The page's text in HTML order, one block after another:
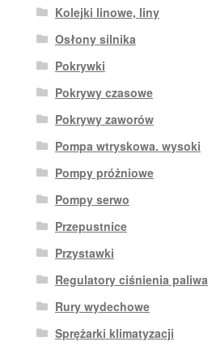
Kolejki linowe, liny
Osłony silnika
Pokrywki
Pokrywy czasowe
Pokrywy zaworów
Pompa wtryskowa. wysoki
Pompy próżniowe
Pompy serwo
Przepustnice
Przystawki
Regulatory ciśnienia paliwa
Rury wydechowe
Sprężarki klimatyzacji